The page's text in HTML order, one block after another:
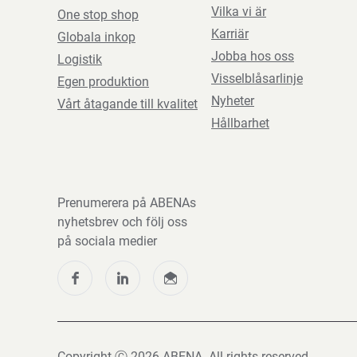
One stop shop
Globala inkop
Logistik
Egen produktion
Vårt åtagande till kvalitet
Vilka vi är
Karriär
Jobba hos oss
Visselblåsarlinje
Nyheter
Hållbarhet
Prenumerera på ABENAs
nyhetsbrev och följ oss
på sociala medier